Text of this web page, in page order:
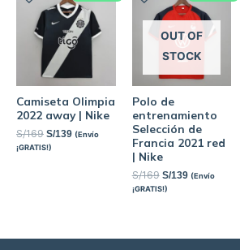
Camiseta Olimpia
2022 away | Nike
S/169 S/139 (Envío
¡GRATIS!)
OUT OF
STOCK
Polo de
entrenamiento
Selección de
Francia 2021 red
| Nike
S/169 S/139 (Envío
¡GRATIS!)